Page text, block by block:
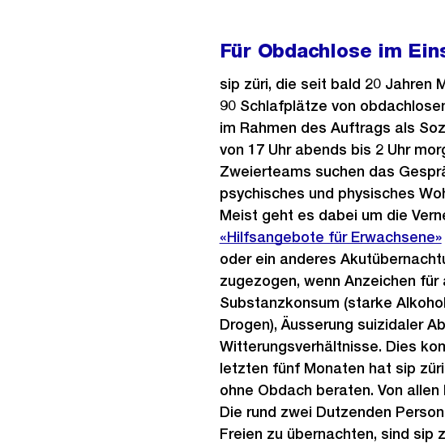
Für Obdachlose im
sip züri, die seit bald 20 Jahren
90 Schlafplätze von
im Rahmen des Auftrags als
von 17 Uhr abends bis 2 Uhr
Zweierteams suchen das
psychisches und physisches
Meist geht es dabei um die
«Hilfsangebote für Erwachsene»
oder ein anderes
zugezogen, wenn Anzeichen
Substanzkonsum (starke
Drogen), Äusserung suizidaler
Witterungsverhältnisse. Dies
letzten fünf Monaten hat sip
ohne Obdach beraten. Von
Die rund zwei Dutzenden
Freien zu übernachten, sind sip